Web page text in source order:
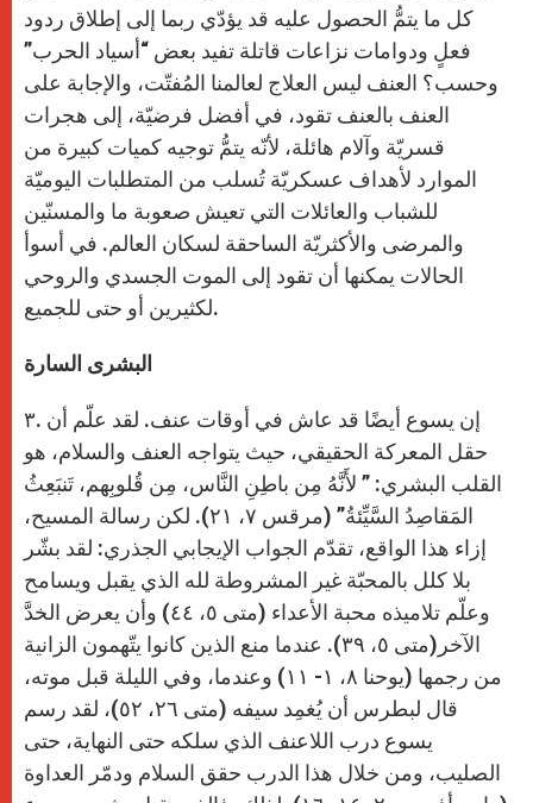
كل ما يتمُّ الحصول عليه قد يؤدّي ربما إلى إطلاق ردود
فعلٍ ودوامات نزاعات قاتلة تفيد بعض “أسياد الحرب”
وحسب؟ العنف ليس العلاج لعالمنا المُفتّت، والإجابة على
العنف بالعنف تقود، في أفضل فرضيّة، إلى هجرات
قسريّة وآلام هائلة، لأنّه يتمُّ توجيه كميات كبيرة من
الموارد لأهداف عسكريّة تُسلب من المتطلبات اليوميّة
للشباب والعائلات التي تعيش صعوبة ما والمسنّين
والمرضى والأكثريّة الساحقة لسكان العالم. في أسوأ
الحالات يمكنها أن تقود إلى الموت الجسدي والروحي
لكثيرين أو حتى للجميع.
البشرى السارة
۳. إن يسوع أيضًا قد عاش في أوقات عنف. لقد علّم أن
حقل المعركة الحقيقي، حيث يتواجه العنف والسلام، هو
القلب البشري: ” لأَنَّهُ مِن باطِنِ النَّاس، مِن قُلوبِهم، تَنبَعِثُ
المَقاصِدُ السَّيِّئةُ” (مرقس ٧، ٢١). لكن رسالة المسيح،
إزاء هذا الواقع، تقدّم الجواب الإيجابي الجذري: لقد بشّر
بلا كلل بالمحبّة غير المشروطة لله الذي يقبل ويسامح
وعلّم تلاميذه محبة الأعداء (متى ٥، ٤٤) وأن يعرض الخدَّ
الآخر(متى ٥، ٣٩). عندما منع الذين كانوا يتّهمون الزانية
من رجمها (يوحنا ٨، ١- ١١) وعندما، وفي الليلة قبل موته،
قال لبطرس أن يُغمِد سيفه (متى ٢٦، ٥٢)، لقد رسم
يسوع درب اللاعنف الذي سلكه حتى النهاية، حتى
الصليب، ومن خلال هذا الدرب حقق السلام ودمّر العداوة